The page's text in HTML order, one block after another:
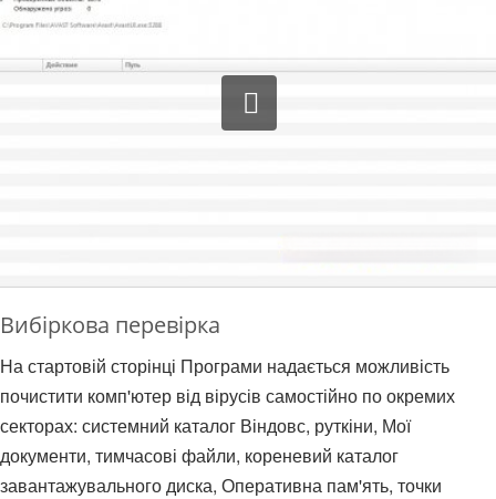
Вибіркова перевірка
На стартовій сторінці Програми надається можливість
почистити комп'ютер від вірусів самостійно по окремих
секторах: системний каталог Віндовс, руткіни, Мої
документи, тимчасові файли, кореневий каталог
завантажувального диска, Оперативна пам'ять, точки